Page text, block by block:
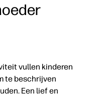
vullen kinderen
te beschrijven
Een lief en